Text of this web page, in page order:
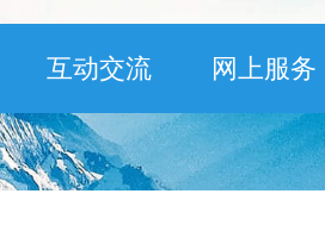
互动交流 网上服务